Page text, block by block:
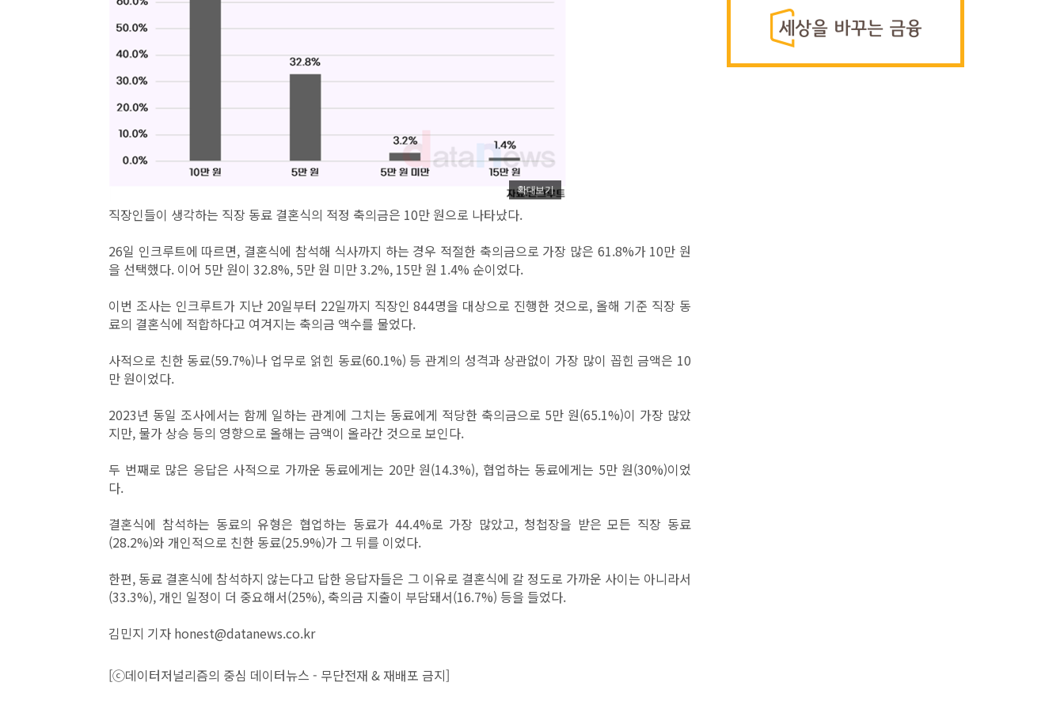
확대보기
직장인들이 생각하는 직장 동료 결혼식의 적정 축의금은 10만 원으로 나타났다.
26일 인크루트에 따르면, 결혼식에 참석해 식사까지 하는 경우 적절한 축의금으로 가장 많은 61.8%가 10만 원
을 선택했다. 이어 5만 원이 32.8%, 5만 원 미만 3.2%, 15만 원 1.4% 순이었다.
이번 조사는 인크루트가 지난 20일부터 22일까지 직장인 844명을 대상으로 진행한 것으로, 올해 기준 직장 동
료의 결혼식에 적합하다고 여겨지는 축의금 액수를 물었다.
사적으로 친한 동료(59.7%)나 업무로 얽힌 동료(60.1%) 등 관계의 성격과 상관없이 가장 많이 꼽힌 금액은 10
만 원이었다.
2023년 동일 조사에서는 함께 일하는 관계에 그치는 동료에게 적당한 축의금으로 5만 원(65.1%)이 가장 많았
지만, 물가 상승 등의 영향으로 올해는 금액이 올라간 것으로 보인다.
두 번째로 많은 응답은 사적으로 가까운 동료에게는 20만 원(14.3%), 협업하는 동료에게는 5만 원(30%)이었
다.
결혼식에 참석하는 동료의 유형은 협업하는 동료가 44.4%로 가장 많았고, 청첩장을 받은 모든 직장 동료
(28.2%)와 개인적으로 친한 동료(25.9%)가 그 뒤를 이었다.
한편, 동료 결혼식에 참석하지 않는다고 답한 응답자들은 그 이유로 결혼식에 갈 정도로 가까운 사이는 아니라서
(33.3%), 개인 일정이 더 중요해서(25%), 축의금 지출이 부담돼서(16.7%) 등을 들었다.
김민지 기자 honest@datanews.co.kr
[ⓒ데이터저널리즘의 중심 데이터뉴스 - 무단전재 & 재배포 금지]